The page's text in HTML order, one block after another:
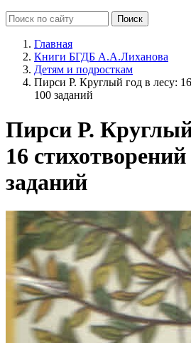
Главная
Книги БГДБ А.А.Лиханова
Детям и подросткам
Пирси Р. Круглый год в лесу:
100 заданий
Пирси Р. Круглый
16
заданий